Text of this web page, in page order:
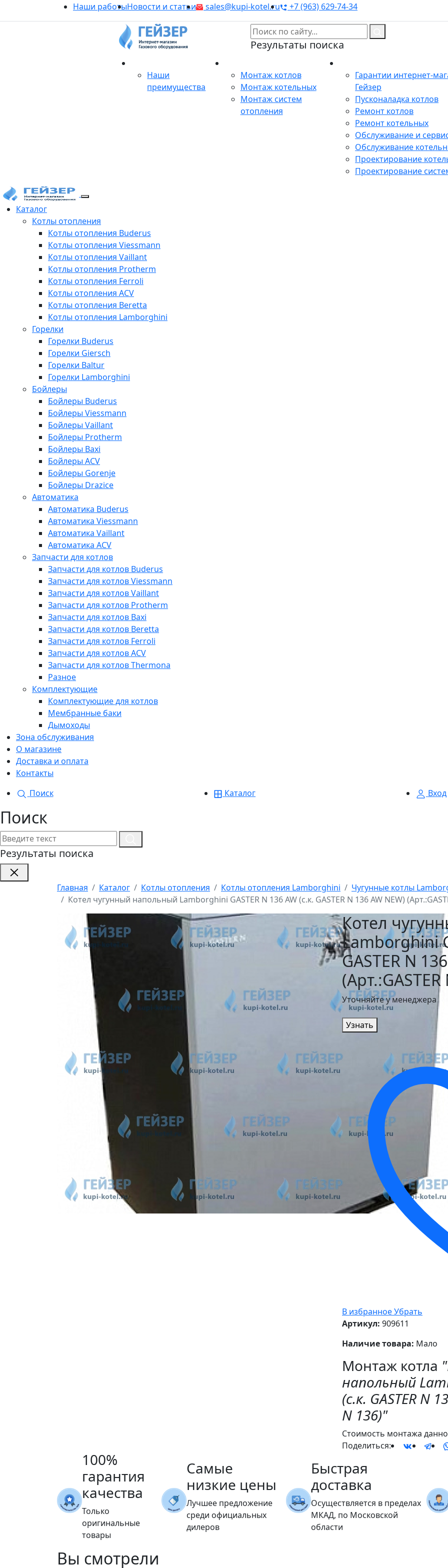
Наши работыНовости и статьи sales@kupi-kotel.ru +7 (963) 629-74-34
Результаты поиска
Наши
преимущества
Монтаж котлов
Монтаж котельных
Монтаж систем
отопления
Гарантии интернет-
Гейзер
Пусконаладка котлов
Ремонт котлов
Ремонт котельных
Обслуживание и
Обслуживание
Проектирование
Проектирование
Каталог
Котлы отопления
Котлы отопления Buderus
Котлы отопления Viessmann
Котлы отопления Vaillant
Котлы отопления Protherm
Котлы отопления Ferroli
Котлы отопления ACV
Котлы отопления Beretta
Котлы отопления Lamborghini
Горелки
Горелки Buderus
Горелки Giersch
Горелки Baltur
Горелки Lamborghini
Бойлеры
Бойлеры Buderus
Бойлеры Viessmann
Бойлеры Vaillant
Бойлеры Protherm
Бойлеры Baxi
Бойлеры ACV
Бойлеры Gorenje
Бойлеры Drazice
Автоматика
Автоматика Buderus
Автоматика Viessmann
Автоматика Vaillant
Автоматика ACV
Запчасти для котлов
Запчасти для котлов Buderus
Запчасти для котлов Viessmann
Запчасти для котлов Vaillant
Запчасти для котлов Protherm
Запчасти для котлов Baxi
Запчасти для котлов Beretta
Запчасти для котлов Ferroli
Запчасти для котлов ACV
Запчасти для котлов Thermona
Разное
Комплектующие
Комплектующие для котлов
Мембранные баки
Дымоходы
Зона обслуживания
О магазине
Доставка и оплата
Контакты
Поиск
Каталог Вход
Поиск
Результаты поиска
Главная Каталог Котлы отопления Котлы отопления Lamborghini
Чугунные котлы
Котел чугунный напольный Lamborghini GASTER N 136 AW (с.к. GASTER N 136 AW NEW)
Котел
Lamborghini
GASTER N
Уточняйте у менеджера
Узнать
В избранноеУбрать
Артикул: 909611
Наличие товара: Мало
Монтаж котла
напольный
(с.к. GASTER N
N 136)"
Стоимость монтажа
Поделиться:
100%
гарантия
качества
Только
оригинальные
товары
Самые
низкие цены
Лучшее предложение
среди официальных
дилеров
Быстрая
доставка
Осуществляется в пределах
МКАД, по Московской
области
Вы смотрели